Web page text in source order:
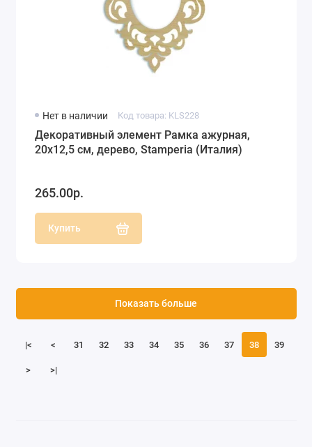
Нет в наличии Код товара: KLS228
Декоративный элемент Рамка ажурная,
20х12,5 см, дерево, Stamperia (Италия)
265.00р.
Купить
|< < 31 32 33 34 35 36 37 38 39
> >|
Показать больше